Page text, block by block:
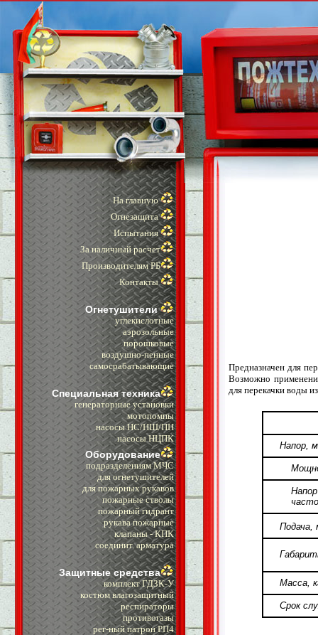
На главную
Огнезащита
Испытания
За наличный расчет
Производителям РБ
Контакты
Огнетушители
углекислотные
аэрозольные
порошковые
воздушно-пенные
самосрабатывающие
Специальная техника
генераторные установки
мотопомпы
насосы НС/НШ/ПН
насосы НЦПК
Оборудование
подразделениям МЧС
для огнетушителей
для пожарных рукавов
пожарные стволы
пожарный гидрант
рукава пожарные
клапаны - КПК
cоединит. арматура
Защитные средства
комплект ГДЗК-У
костюм влагозащитный
респираторы
противогазы
рег-ный патрон РП4
Предназначен для
Возможно
для перекачки воды
Напор, м
Подача,
Масса,
Срок